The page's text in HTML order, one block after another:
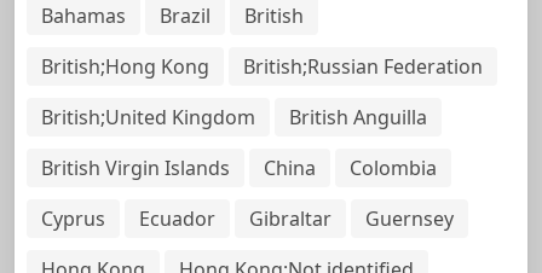
Bahamas Brazil
British
British;Hong Kong
British;Russian Federation
British;United Kingdom
British Anguilla
British Virgin Islands
China
Colombia
Cyprus
Ecuador Gibraltar
Guernsey